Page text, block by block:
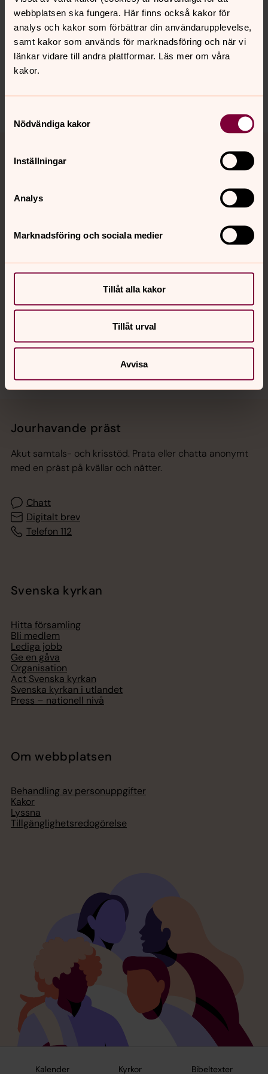
webbplatsen ska fungera. Här finns också kakor för
analys och kakor som förbättrar din användarupplevelse,
samt kakor som används för marknadsföring och när vi
länkar vidare till andra plattformar. Läs mer om våra
kakor.
Nödvändiga kakor
Inställningar
Analys
Marknadsföring och sociala medier
Tillåt alla kakor
Tillåt urval
Avvisa
Kalender Kyrkor Bibeltexter
Senast ändrad 7 maj 2026
Synpunkter eller frågor på sidans
innehåll?
Dela
Kontakt
Kalender
Jourhavande präst
Akut samtals- och krisstöd. Prata eller chatta anonymt
med en präst på kvällar och nätter.
Chatt
Digitalt brev
Telefon 112
Svenska kyrkan
Hitta församling
Bli medlem
Lediga jobb
Ge en gåva
Organisation
Act Svenska kyrkan
Svenska kyrkan i utlandet
Press – nationell nivå
Om webbplatsen
Behandling av personuppgifter
Kakor
Lyssna
Tillgänglighetsredogörelse